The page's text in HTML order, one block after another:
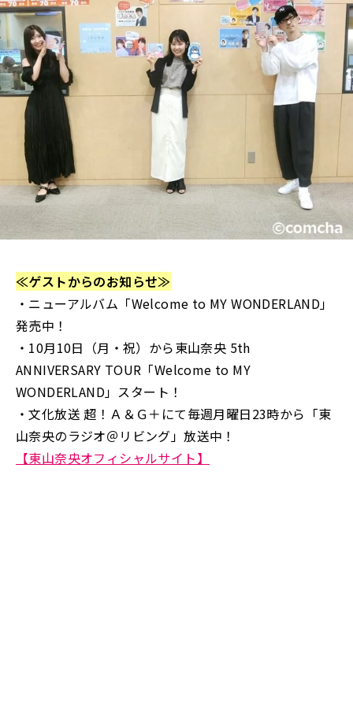
≪ゲストからのお知らせ≫
・ニューアルバム「Welcome to MY WONDERLAND｣
発売中！
・10月10日（月・祝）から東山奈央 5th
ANNIVERSARY TOUR「Welcome to MY
WONDERLAND」スタート！
・文化放送 超！Ａ＆Ｇ＋にて毎週月曜日23時から「東
山奈央のラジオ＠リビング」放送中！
【東山奈央オフィシャルサイト】